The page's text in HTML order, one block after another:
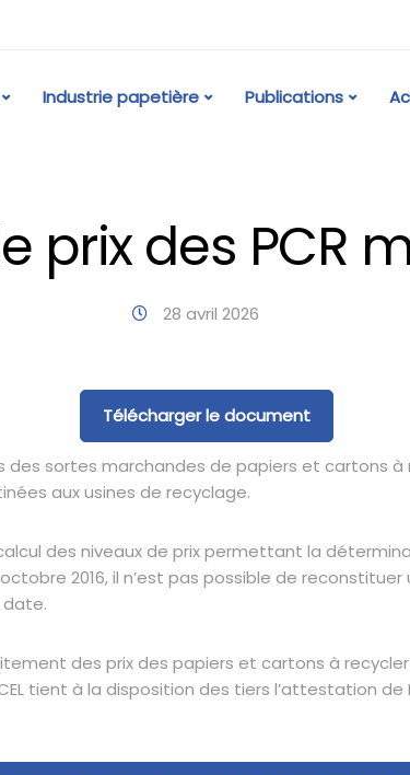
Industrie papetière Publications
prix des PCR
28 avril 2026
Télécharger le document
des sortes marchandes de papiers et cartons à
aux usines de recyclage.
des niveaux de prix permettant la
2016, il n’est pas possible de reconstituer
des prix des papiers et cartons à
tient à la disposition des tiers l’attestation de